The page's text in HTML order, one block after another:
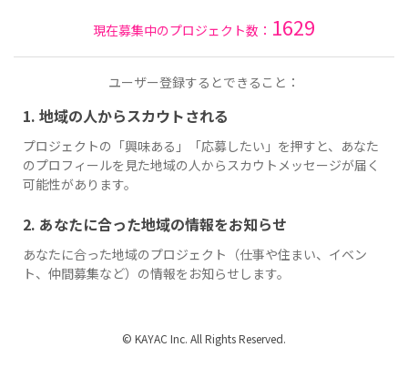
現在募集中のプロジェクト数： 1629
ユーザー登録するとできること：
1. 地域の人からスカウトされる
プロジェクトの「興味ある」「応募したい」を押すと、あなた
のプロフィールを見た地域の人からスカウトメッセージが届く
可能性があります。
2. あなたに合った地域の情報をお知らせ
あなたに合った地域のプロジェクト（仕事や住まい、イベン
ト、仲間募集など）の情報をお知らせします。
© KAYAC Inc. All Rights Reserved.